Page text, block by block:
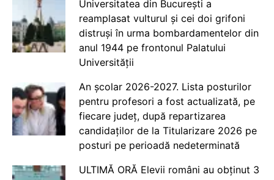
Universitatea din București a
reamplasat vulturul și cei doi grifoni
distruși în urma bombardamentelor din
anul 1944 pe frontonul Palatului
Universității
An școlar 2026-2027. Lista posturilor
pentru profesori a fost actualizată, pe
fiecare județ, după repartizarea
candidaților de la Titularizare 2026 pe
posturi pe perioadă nedeterminată
ULTIMĂ ORĂ Elevii români au obținut 3